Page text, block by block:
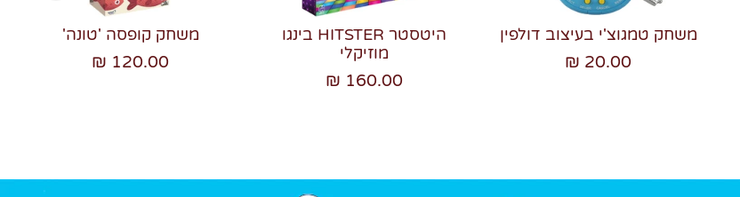
משחק קופסה 'טונה'
120.00 ₪
היטסטר HITSTER בינגו
מוזיקלי
160.00 ₪
משחק טמגוצ'י בעיצוב דולפין
20.00 ₪